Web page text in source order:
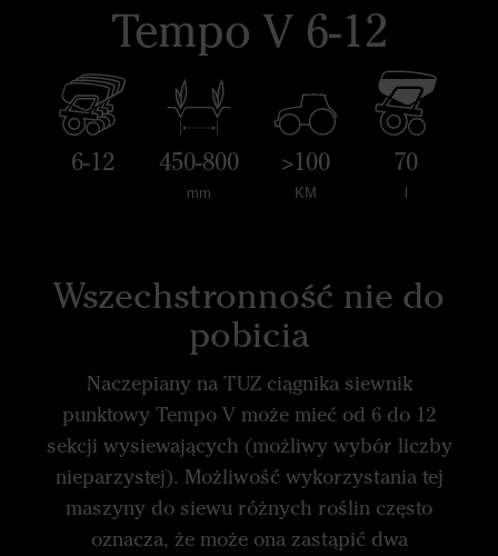
Tempo V 6-12
6-12 450-800
mm
>100
KM
70
Wszechstronność nie do
pobicia
Naczepiany na TUZ ciągnika siewnik
punktowy Tempo V może mieć od 6 do 12
sekcji wysiewających (możliwy wybór liczby
nieparzystej). Możliwość wykorzystania tej
maszyny do siewu różnych roślin często
oznacza, że może ona zastąpić dwa